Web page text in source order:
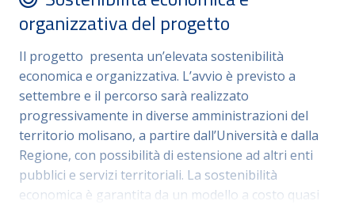
pubbliche, strumenti di verifica dell’accessibilità di
qualificante è l’uso di scenari applicativi, che
trasformano i principi di inclusione in competenze
operative immediatamente utilizzabili. La qualità dei
contenuti e l’approccio multidisciplinare rendono
SC.U.D.O. un modello avanzato per migliorare la
comunicazione pubblica in chiave inclusiva ed
efficace.
organizzativa del progetto
Il progetto presenta un’elevata sostenibilità
economica e organizzativa. L’avvio è previsto a
settembre e il percorso sarà realizzato
progressivamente in diverse amministrazioni del
territorio molisano, a partire dall’Università e dalla
Regione, con possibilità di estensione ad altri enti
pubblici e servizi territoriali. La sostenibilità
economica è garantita da un modello a costo quasi